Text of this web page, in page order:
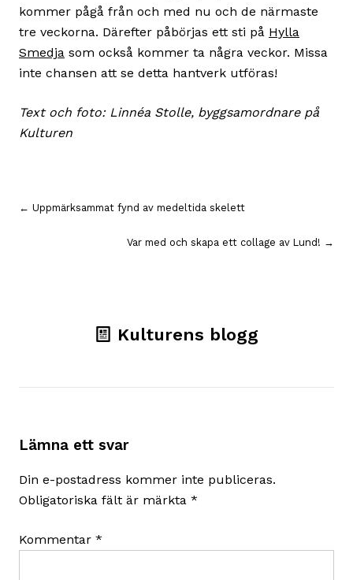
kommer pågå från och med nu och de närmaste
tre veckorna. Därefter påbörjas ett sti på Hylla
Smedja som också kommer ta några veckor. Missa
inte chansen att se detta hantverk utföras!
Text och foto: Linnéa Stolle, byggsamordnare på
Kulturen
Inläggsnavigering
← Uppmärksammat fynd av medeltida skelett
Var med och skapa ett collage av Lund! →
Kulturens blogg
Lämna ett svar
Din e-postadress kommer inte publiceras.
Obligatoriska fält är märkta *
Kommentar *